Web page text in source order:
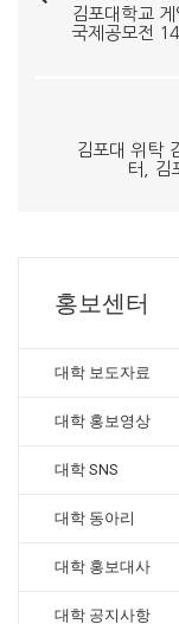
김포대학교
국제공모전
김포대 위탁
터, 김
홍보센터
대학 보도자료
대학 홍보영상
대학 SNS
대학 동아리
대학 홍보대사
대학 공지사항